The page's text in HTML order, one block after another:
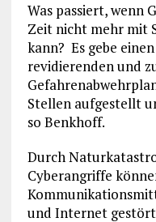
Was passiert, wenn
Zeit nicht mehr mit
kann? Es gebe
revidierenden und
Stellen aufgestellt
so Benkhoff.
Durch
Cyberangriffe
und Internet